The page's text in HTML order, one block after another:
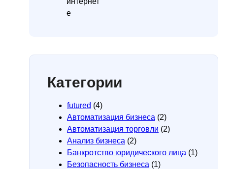
Категории
futured (4)
Автоматизация бизнеса (2)
Автоматизация торговли (2)
Анализ бизнеса (2)
Банкротство юридического лица (1)
Безопасность бизнеса (1)